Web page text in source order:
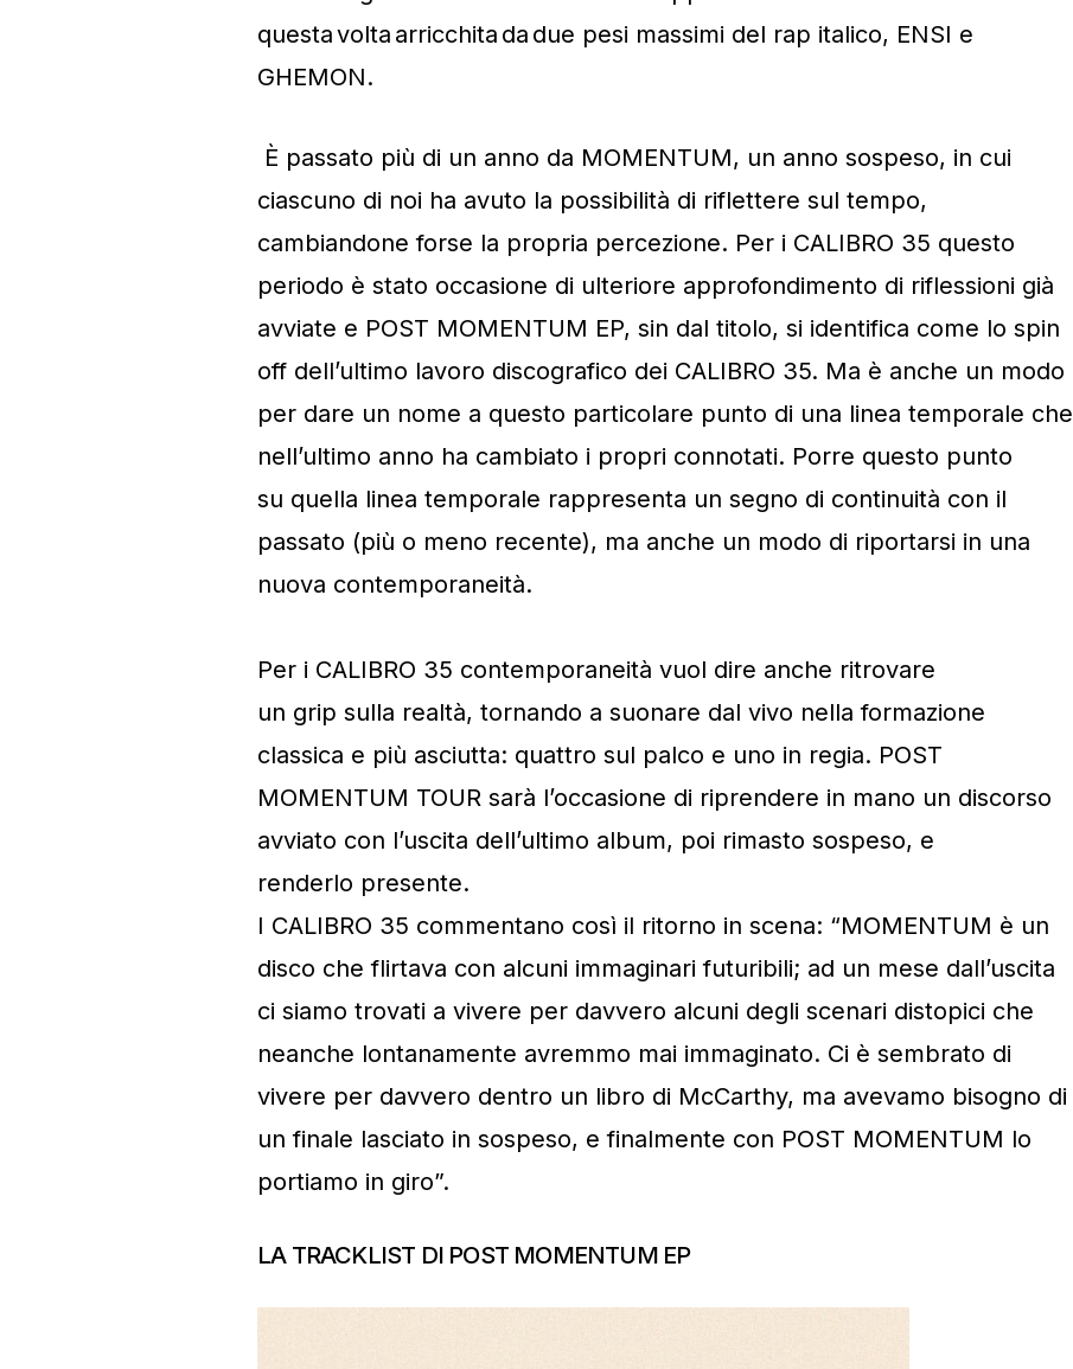
questa volta arricchita da due pesi massimi del rap italico, ENSI e
GHEMON.
È passato più di un anno da MOMENTUM, un anno sospeso, in cui
ciascuno di noi ha avuto la possibilità di riflettere sul tempo,
cambiandone forse la propria percezione. Per i CALIBRO 35 questo
periodo è stato occasione di ulteriore approfondimento di riflessioni già
avviate e POST MOMENTUM EP, sin dal titolo, si identifica come lo spin
off dell’ultimo lavoro discografico dei CALIBRO 35. Ma è anche un modo
per dare un nome a questo particolare punto di una linea temporale che
nell’ultimo anno ha cambiato i propri connotati. Porre questo punto
su quella linea temporale rappresenta un segno di continuità con il
passato (più o meno recente), ma anche un modo di riportarsi in una
nuova contemporaneità.
Per i CALIBRO 35 contemporaneità vuol dire anche ritrovare
un grip sulla realtà, tornando a suonare dal vivo nella formazione
classica e più asciutta: quattro sul palco e uno in regia. POST
MOMENTUM TOUR sarà l’occasione di riprendere in mano un discorso
avviato con l’uscita dell’ultimo album, poi rimasto sospeso, e
renderlo presente.
I CALIBRO 35 commentano così il ritorno in scena: “MOMENTUM è un
disco che flirtava con alcuni immaginari futuribili; ad un mese dall’uscita
ci siamo trovati a vivere per davvero alcuni degli scenari distopici che
neanche lontanamente avremmo mai immaginato. Ci è sembrato di
vivere per davvero dentro un libro di McCarthy, ma avevamo bisogno di
un finale lasciato in sospeso, e finalmente con POST MOMENTUM lo
portiamo in giro”.
LA TRACKLIST DI POST MOMENTUM EP